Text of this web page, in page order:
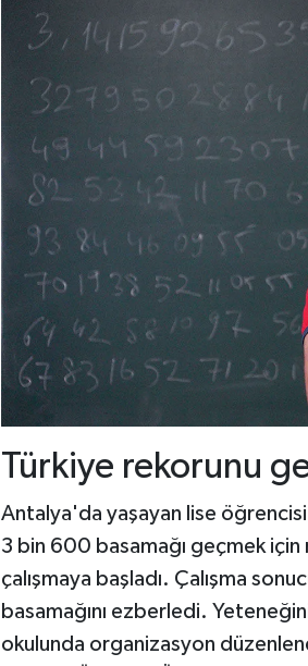
Türkiye rekorunu
Antalya'da yaşayan lise
3 bin 600 basamağı geçmek
çalışmaya başladı. Çalışma
basamağını ezberledi.
okulunda organizasyon